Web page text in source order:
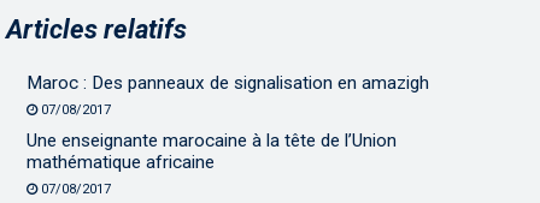
Articles relatifs
Maroc : Des panneaux de signalisation en amazigh
07/08/2017
Une enseignante marocaine à la tête de l’Union
mathématique africaine
07/08/2017